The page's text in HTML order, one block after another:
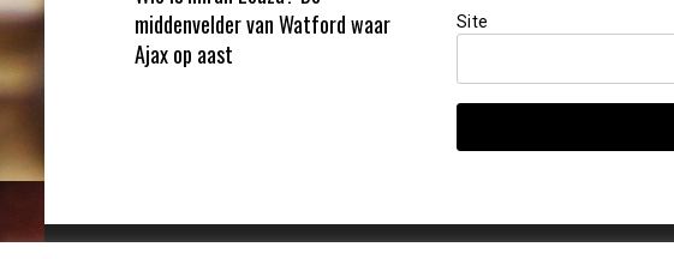
Site
middenvelder van Watford waar
Ajax op aast